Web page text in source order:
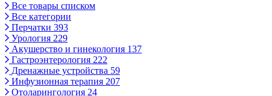
Все товары списком
Все категории
Перчатки 393
Урология 229
Акушерство и гинекология 137
Гастроэнтерология 222
Дренажные устройства 59
Инфузионная терапия 207
Отоларингология 24